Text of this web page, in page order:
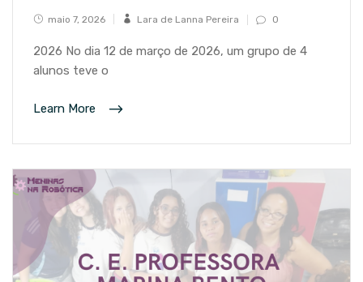
maio 7, 2026 Lara de Lanna Pereira 0
2026 No dia 12 de março de 2026, um grupo de 4
alunos teve o
Learn More